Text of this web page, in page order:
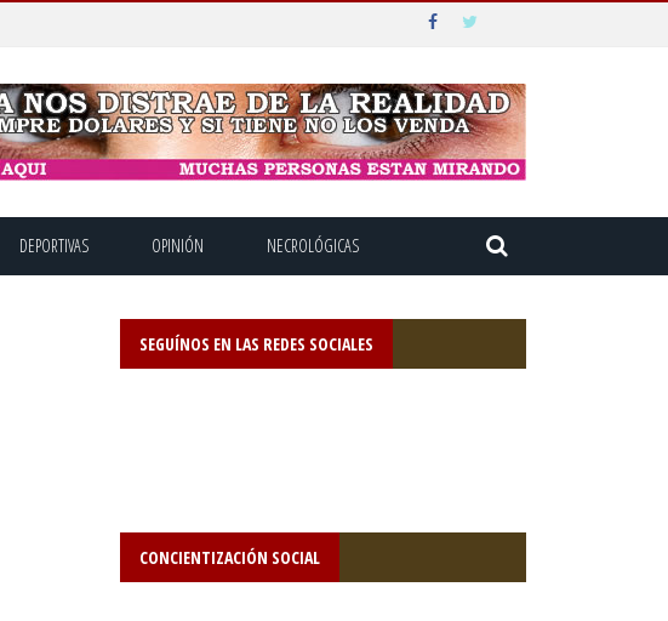
DEPORTIVAS OPINIÓN NECROLÓGICAS
SEGUÍNOS EN LAS REDES SOCIALES
CONCIENTIZACIÓN SOCIAL